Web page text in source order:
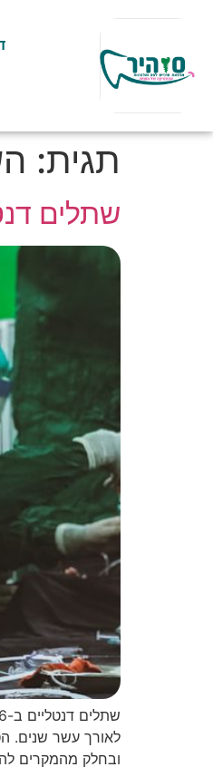
תגית:
שתלים
ובחלק מהמקרים